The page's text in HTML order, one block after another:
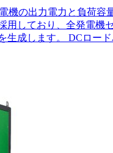
機の出力電力と負荷
用しており、全発電
成します。 DCロー